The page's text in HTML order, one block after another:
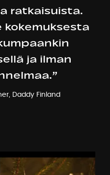
ratkaisuista.
kokemuksesta
ja ilman
Daddy Finland